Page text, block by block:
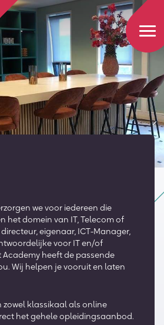
we voor iedereen die
het domein van IT, Telecom of
eigenaar, ICT-Manager,
voor IT en/of
Academy heeft de passende
Wij helpen je vooruit en laten
zowel klassikaal als online
het gehele opleidingsaanbod.